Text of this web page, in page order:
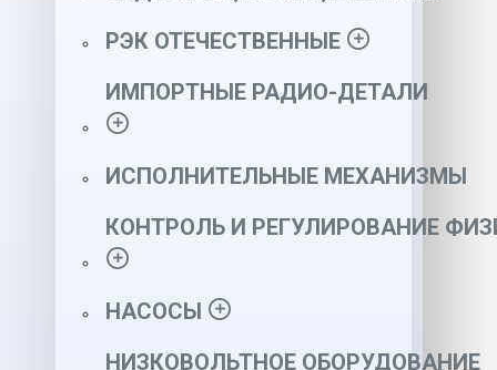
РЭК ОТЕЧЕСТВЕННЫЕ
ИМПОРТНЫЕ РАДИО-ДЕТАЛИ
ИСПОЛНИТЕЛЬНЫЕ МЕХАНИЗМЫ
КОНТРОЛЬ И РЕГУЛИРОВАНИЕ
НАСОСЫ
НИЗКОВОЛЬТНОЕ ОБОРУДОВАНИЕ